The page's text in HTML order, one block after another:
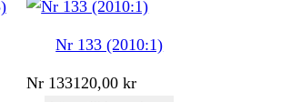
Nr 133 (2010:1)
Nr 133120,00kr